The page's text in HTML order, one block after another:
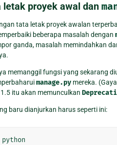
letak proyek awal dan
tata letak proyek awalan
beberapa masalah dengan
ganda, masalah memindahkan
memanggil fungsi yang sekarang
manage.py mereka.
itu akan memunculkan
baru dianjurkan harus seperti ini: